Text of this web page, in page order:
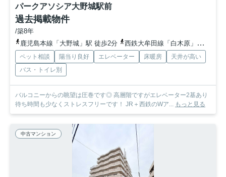
パークアソシア大野城駅前
過去掲載物件
/築8年
鹿児島本線「大野城」駅 徒歩2分
西鉄大牟田線「白木原」駅 徒歩5分
ペット相談 陽当り良好 エレベーター 床暖房
天井が高い
バス・トイレ別
バルコニーからの眺望は圧巻です◎ 高層階ですがエレベーター2基あり
待ち時間も少なくストレスフリーです！ JR＋西鉄のWア... もっと見る
中古マンション